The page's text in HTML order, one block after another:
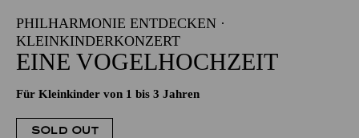
PHILHARMONIE ENTDECKEN ·
KLEINKINDERKONZERT
EINE VOGELHOCHZEIT
Für Kleinkinder von 1 bis 3 Jahren
SOLD OUT